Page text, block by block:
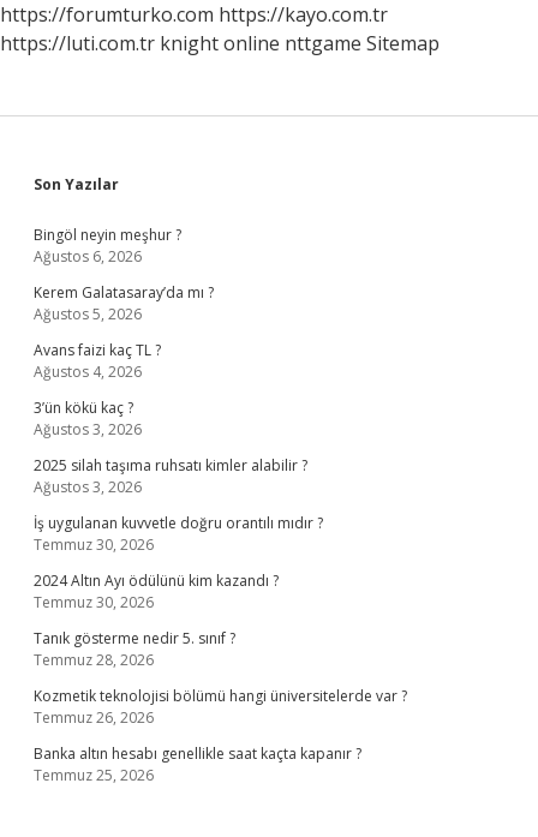
https://forumturko.com https://kayo.com.tr
https://luti.com.tr knight online nttgame Sitemap
Sidebar
Son Yazılar
Bingöl neyin meşhur ?
Ağustos 6, 2026
Kerem Galatasaray’da mı ?
Ağustos 5, 2026
Avans faizi kaç TL ?
Ağustos 4, 2026
3’ün kökü kaç ?
Ağustos 3, 2026
2025 silah taşıma ruhsatı kimler alabilir ?
Ağustos 3, 2026
İş uygulanan kuvvetle doğru orantılı mıdır ?
Temmuz 30, 2026
2024 Altın Ayı ödülünü kim kazandı ?
Temmuz 30, 2026
Tanık gösterme nedir 5. sınıf ?
Temmuz 28, 2026
Kozmetik teknolojisi bölümü hangi üniversitelerde var ?
Temmuz 26, 2026
Banka altın hesabı genellikle saat kaçta kapanır ?
Temmuz 25, 2026